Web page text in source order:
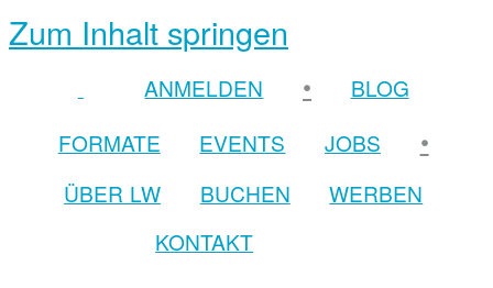
Zum Inhalt springen
ANMELDEN •
BLOG
FORMATE
EVENTS JOBS •
ÜBER LW BUCHEN
WERBEN
KONTAKT